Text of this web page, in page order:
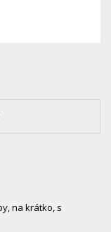
na krátko, s